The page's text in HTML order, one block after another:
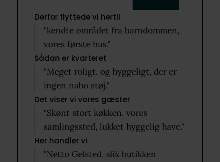
Derfor flyttede vi hertil
"kendte området fra barndommen,
vores første hus."
Sådan er kvarteret
"Meget roligt, og hyggeligt, der er
ingen nabo støj."
Det viser vi vores gæster
"Skønt stort køkken, vores
samlingssted, lukket hyggelig have."
Her handler vi
"Netto Gelsted, slik butikken